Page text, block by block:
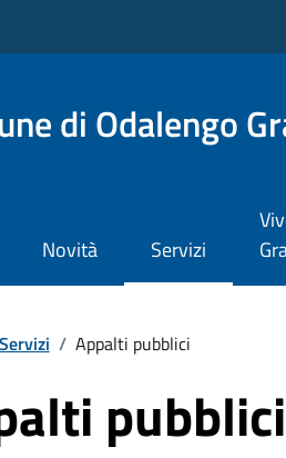
di Odalengo
Novità Servizi
Servizi / Appalti pubblici
pubblici